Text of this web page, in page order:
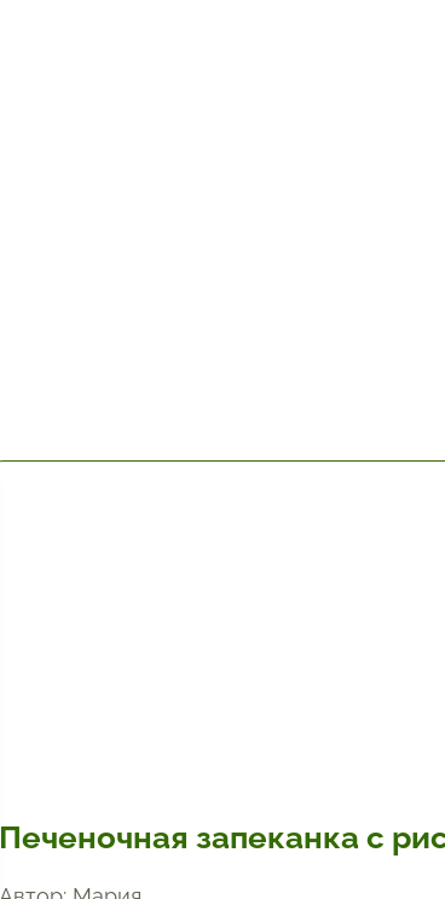
Печеночная запеканка с